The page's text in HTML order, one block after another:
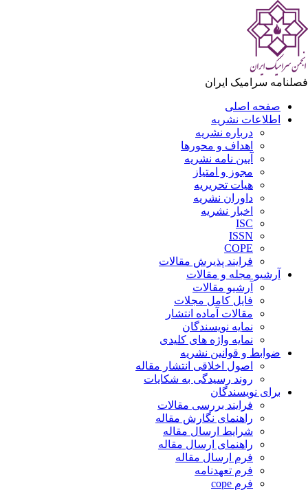
سرامیک ایران
صفحه اصلی
اطلاعات نشریه
درباره نشریه
اهداف و محورها
آیین نامه نشریه
مجوز و امتیاز
هیات تحریریه
داوران نشریه
اخبار نشریه
ISC
ISSN
COPE
فرایند پذیرش مقالات
آرشیو مجله و مقالات
آرشیو مقالات
فایل کامل مجلات
مقالات آماده انتشار
نمایه نویسندگان
نمایه واژه های کلیدی
ضوابط و قوانین نشریه
اصول اخلاقی انتشار مقاله
روند رسیدگی به شکایات
برای نویسندگان
فرایند بررسی مقالات
راهنمای نگارش مقاله
شرایط ارسال مقاله
راهنمای ارسال مقاله
فرم ارسال مقاله
فرم تعهدنامه
فرم cope